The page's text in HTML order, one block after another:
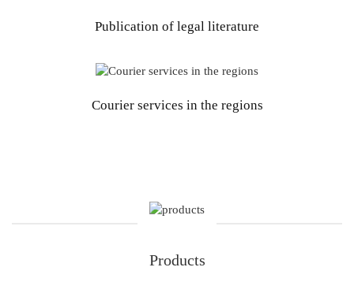
Publication of legal literature
Courier services in the regions
Products